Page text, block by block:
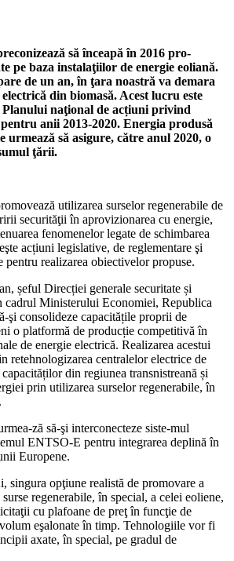
să înceapă în 2016 pro­
pe baza instalaţiilor de energie eoliană.
de un an, în ţara noastră va demara
din biomasă. Acest lucru este
naţional de acțiuni privind
anii 2013-2020. Energia pro­dusă
urmează să asigure, către anul 2020, o
ţării.
utilizarea surselor regene­rabile de
securităţii în aprovizionarea cu energie,
fenomenelor legate de schimbarea
acțiuni legislative, de re­glementare şi
pentru realizarea obiecti­velor propuse.
șeful Direcției generale securitate și
cadrul Ministerului Economiei, Repu­blica
şi consolideze capacitățile proprii de
o platformă de producție competi­tivă în
de energie electrică. Realizarea acestui
retehnologizarea centralelor elec­trice de
din regiunea trans­nistreană și
prin utilizarea surselor regenerabile, în
ză să-şi interconecteze siste-mul
ENTSO-E pentru integrarea de­plină în
Europene.
sin­gura opţiune realistă de promova­re a
regenerabile, în special, a celei eo­liene,
cu plafoane de preţ în funcţie de
eşalonate în timp. Tehnologiile vor fi
axate, în special, pe gradul de